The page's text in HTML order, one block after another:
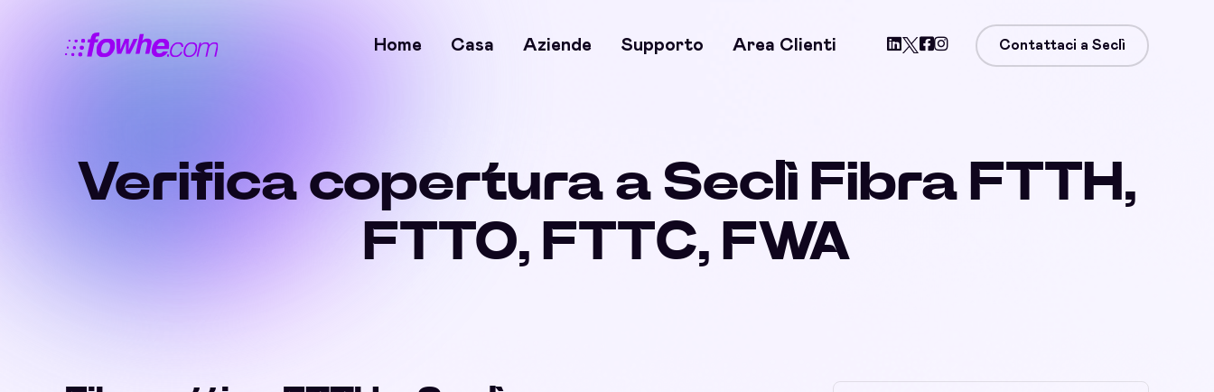
Home Casa Aziende Supporto Area Clienti Contattaci a Seclì
Verifica copertura a Seclì Fibra FTTH,
FTTO, FTTC, FWA